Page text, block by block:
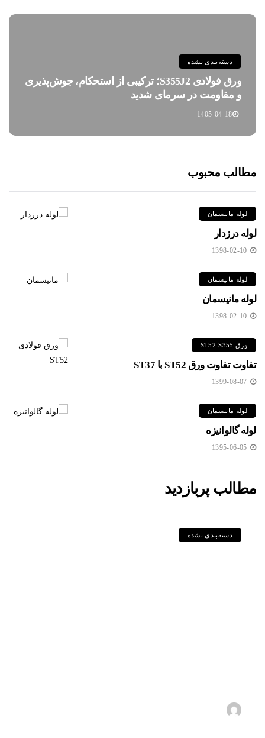
دسته‌بندی نشده
ورق فولادی S355J2؛ ترکیبی از استحکام، جوش‌پذیری
و مقاومت در سرمای شدید
1405-04-18
مطالب محبوب
لوله مانیسمان
لوله درزدار
1398-02-10
لوله مانیسمان
لوله مانیسمان
1398-02-10
ورق ST52-S355
تفاوت تفاوت ورق ST52 با ST37
1399-08-07
لوله مانیسمان
لوله گالوانیزه
1395-06-05
مطالب پربازدید
دسته‌بندی نشده